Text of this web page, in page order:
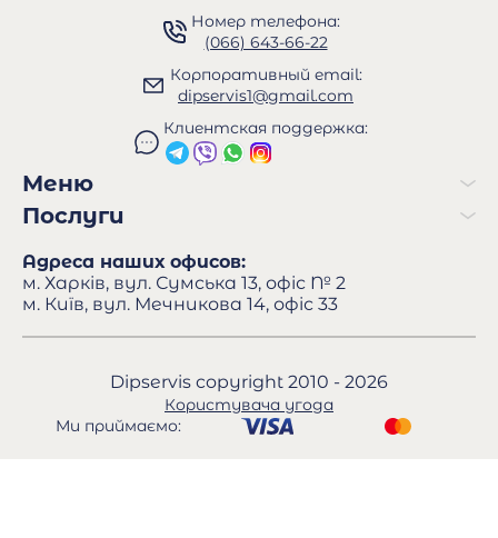
Номер телефона:
(066) 643-66-22
Корпоративный email:
dipservis1@gmail.com
Клиентская поддержка:
Меню
Послуги
Адреса наших офисов:
м. Харків, вул. Сумська 13, офіс № 2
м. Київ, вул. Мечникова 14, офіс 33
Dipservis copyright 2010 - 2026
Користувача угода
Ми приймаємо: